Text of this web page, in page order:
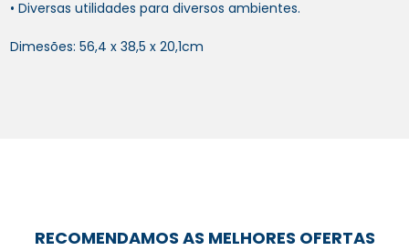
• Diversas utilidades para diversos ambientes.
Dimesões: 56,4 x 38,5 x 20,1cm
RECOMENDAMOS AS MELHORES OFERTAS